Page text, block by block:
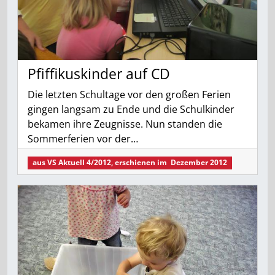
Pfiffikuskinder auf CD
Die letzten Schultage vor den großen Ferien
gingen langsam zu Ende und die Schulkinder
bekamen ihre Zeugnisse. Nun standen die
Sommerferien vor der…
ausVS Aktuell 4/2012, erschienen im Dezember 2012